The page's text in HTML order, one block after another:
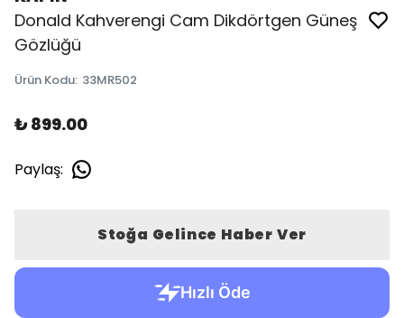
Donald Kahverengi Cam Dikdörtgen Güneş
Gözlüğü
Ürün Kodu: 33MR502
₺ 899.00
Paylaş:
Stoğa Gelince Haber Ver